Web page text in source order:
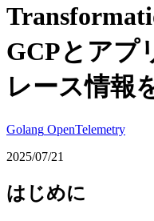
GCPとアプ
レース情報
Golang OpenTelemetry
2025/07/21
はじめに